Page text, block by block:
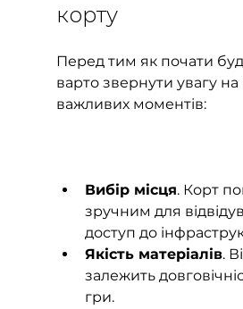
корту
Перед тим як почати
варто звернути увагу на
важливих моментів:
Вибір місця. Корт
зручним для
доступ до
Якість матеріалів.
залежить
гри.